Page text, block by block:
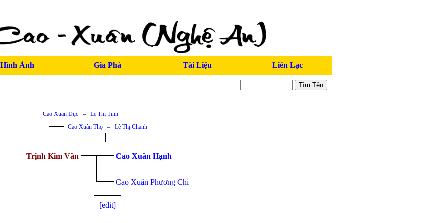
Hình Ảnh Gia Phả Tài Liệu Liên Lạc
Cao Xuân Dục– Lê Thị Tính
Cao Xuân Thọ– Lê Thị Chanh
Trịnh Kim Vân Cao Xuân Hạnh
Cao Xuân Phương Chi
[edit]